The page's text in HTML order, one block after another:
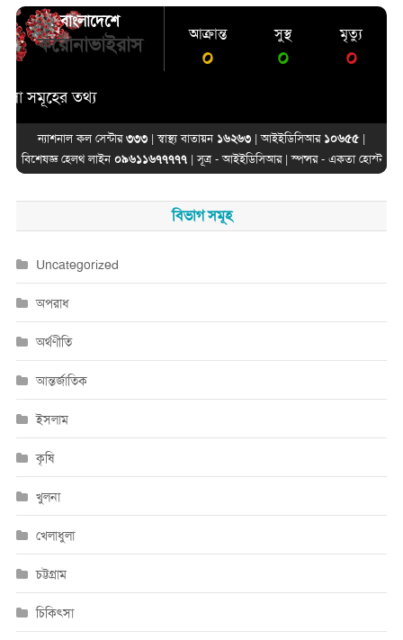
বাংলাদেশে
করোনাভাইরাস আক্রান্ত
০
সুস্থ
০
মৃত্যু
০
তথ্য
ন্যাশনাল কল সেন্টার৩৩৩ | স্বাস্থ্য বাতায়ন ১৬২৬৩ | আইইডিসিআর ১০৬৫৫|
বিশেষজ্ঞ হেলথ লাইন ০৯৬১১৬৭৭৭৭৭| সূত্র -আইইডিসিআর| স্পন্সর - একতা হোস্ট
বিভাগ সমূহ
Uncategorized
অপরাধ
অর্থণীতি
আন্তর্জাতিক
ইসলাম
কৃষি
খুলনা
খেলাধুলা
চট্টগ্রাম
চিকিৎসা